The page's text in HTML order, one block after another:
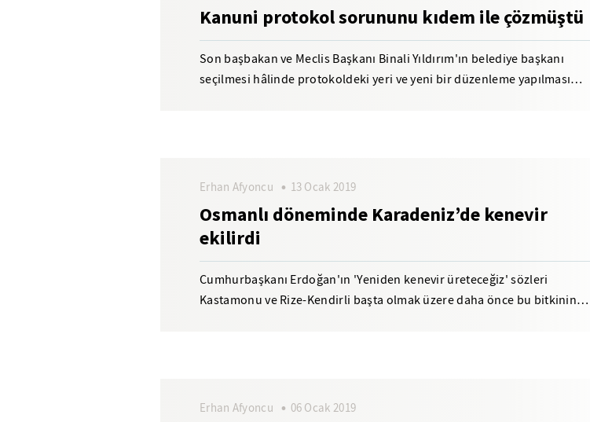
Kanuni protokol sorununu kıdem ile çözmüştü
Son başbakan ve Meclis Başkanı Binali Yıldırım'ın belediye başkanı
seçilmesi hâlinde protokoldeki yeri ve yeni bir düzenleme yapılması
Erhan Afyoncu 13 Ocak 2019
Osmanlı döneminde Karadeniz’de kenevir
ekilirdi
Cumhurbaşkanı Erdoğan'ın 'Yeniden kenevir üreteceğiz' sözleri
Kastamonu ve Rize-Kendirli başta olmak üzere daha önce bu bitkinin
Erhan Afyoncu 06 Ocak 2019